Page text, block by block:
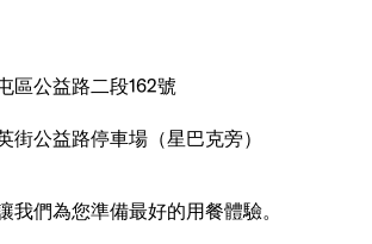
區公益路二段162號
街公益路停車場（星巴克旁）
我們為您準備最好的用餐體驗。